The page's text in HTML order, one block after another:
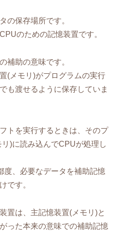
の保存場所です。
のための記憶装置です。
補助の意味です。
(メモリ)がプログラムの実行
も渡せるように保存していま
トを実行するときは、そのプ
)に読み込んでCPUが処理し
度、必要なデータを補助記憶
です。
置は、主記憶装置(メモリ)と
った本来の意味での補助記憶